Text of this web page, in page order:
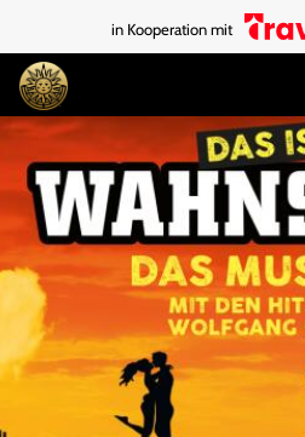
in Kooperation mit